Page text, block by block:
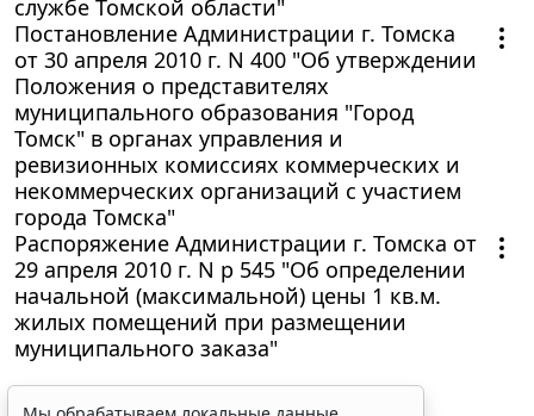
службе Томской области"
Постановление Администрации г. Томска
от 30 апреля 2010 г. N 400 "Об утверждении
Положения о представителях
муниципального образования "Город
Томск" в органах управления и
ревизионных комиссиях коммерческих и
некоммерческих организаций с участием
города Томска"
Распоряжение Администрации г. Томска от
29 апреля 2010 г. N р 545 "Об определении
начальной (максимальной) цены 1 кв.м.
жилых помещений при размещении
муниципального заказа"